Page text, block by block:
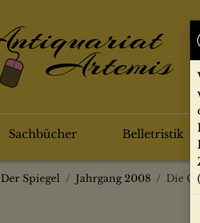
(
Sachbücher Belletristik
Der Spiegel Jahrgang 2008 Die